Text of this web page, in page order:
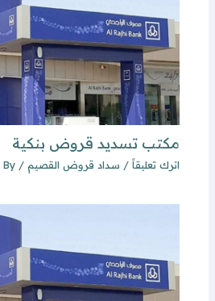
مكتب تسديد قروض بنكية
اترك تعليقاً / سداد قروض القصيم / By